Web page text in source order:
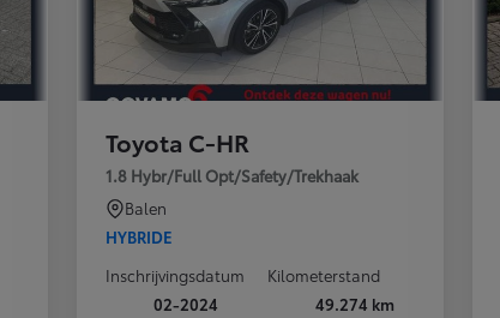
Toyota C-HR
1.8 Hybr/Full Opt/Safety/Trekhaak
Balen
HYBRIDE
Inschrijvingsdatum
02-2024
Kilometerstand
49.274 km